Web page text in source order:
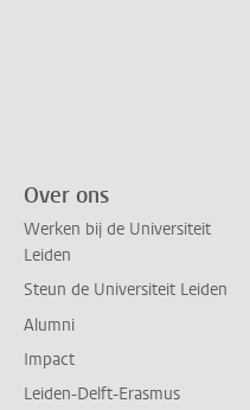
Over ons
Werken bij de Universiteit
Leiden
Steun de Universiteit Leiden
Alumni
Impact
Leiden-Delft-Erasmus